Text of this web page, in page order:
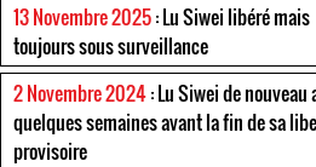
13 Novembre 2025: Lu Siwei libéré mais
toujours sous surveillance
2 Novembre 2024: Lu Siwei de nouveau
quelques semaines avant la fin de sa
provisoire